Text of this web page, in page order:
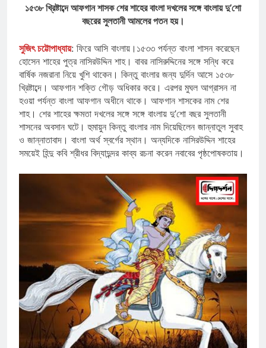
১৫৩৮ খ্রিষ্টাব্দে আফগান শাসক শের শাহের বাংলা দখলের সঙ্গে বাংলায় দু’শো
বছরের সুলতানী আমলের পতন হয়।
সুজিৎ চট্টোপাধ্যায়: ফিরে আসি বাংলায়।১৫৩৩ পর্যন্ত বাংলা শাসন করেছেন
হোসেন শাহের পুত্র নাসিরউদ্দিন শাহ। বাবর নাসিরুদ্দিনের সঙ্গে সন্ধি করে
বার্ষিক নজরানা নিয়ে খুশি থাকেন। কিন্তু বাংলার জন্য দুর্দিন আসে ১৫৩৮
খ্রিষ্টাব্দে। আফগান শক্তি গৌড় অধিকার করে। এরপর মুঘল আগ্রাসন না
হওয়া পর্যন্ত বাংলা আফগান অধীনে থাকে। আফগান শাসকের নাম শের
শাহ। শের শাহের ক্ষমতা দখলের সঙ্গে সঙ্গে বাংলায় দু’শো বছর সুলতানী
শাসনের অবসান ঘটে। হুমায়ুন কিন্তু বাংলার নাম দিয়েছিলেন জান্নাতুল সুবাহ
ও জান্নাতাবাদ। বাংলা অর্থ স্বর্গের স্থান। অন্যদিকে নাসিরউদ্দিন শাহের
সময়েই হিন্দু কবি শ্রীধর বিদ্যাদুন্দর কাব্য রচনা করেন নবাবের পৃষ্ঠপোষকতায়।